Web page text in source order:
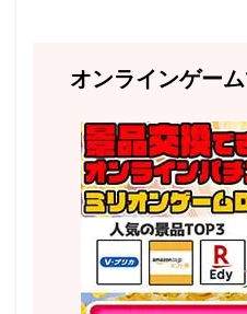
オンラインゲー